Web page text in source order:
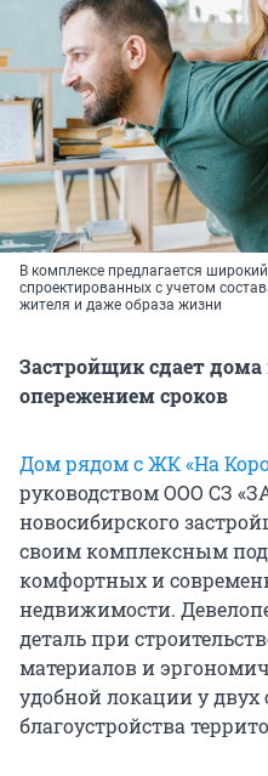
В комплексе предлагается
спроектированных с учетом
жителя и даже образа жизни
Застройщик сдает дома
опережением сроков
Дом рядом с ЖК «На
руководством ООО СЗ
новосибирского
своим комплексным
комфортных и
недвижимости.
деталь при
материалов и
удобной локации у
благоустройства